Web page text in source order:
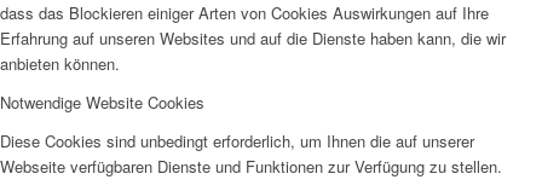
dass das Blockieren einiger Arten von Cookies Auswirkungen auf Ihre
Erfahrung auf unseren Websites und auf die Dienste haben kann, die wir
anbieten können.
Notwendige Website Cookies
Diese Cookies sind unbedingt erforderlich, um Ihnen die auf unserer
Webseite verfügbaren Dienste und Funktionen zur Verfügung zu stellen.